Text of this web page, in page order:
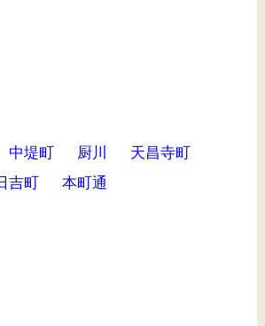
中堤町 厨川
天昌寺町
吉町 本町通